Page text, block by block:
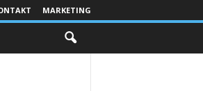
MARKETING